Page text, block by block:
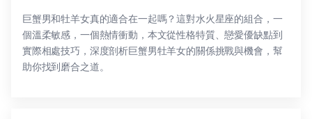
巨蟹男和牡羊女真的適合在一起嗎？這對水火星座的組合，一
個溫柔敏感，一個熱情衝動，本文從性格特質、戀愛優缺點到
實際相處技巧，深度剖析巨蟹男牡羊女的關係挑戰與機會，幫
助你找到磨合之道。